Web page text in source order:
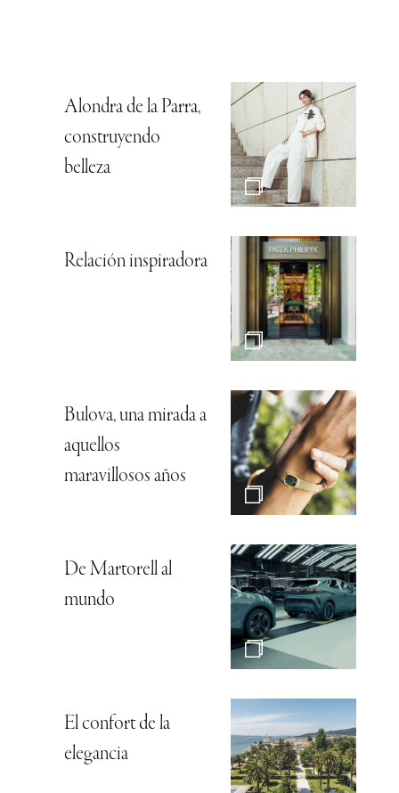
Alondra de la Parra,
construyendo
belleza
Relación inspiradora
Bulova, una mirada a
aquellos
maravillosos años
De Martorell al
mundo
El confort de la
elegancia